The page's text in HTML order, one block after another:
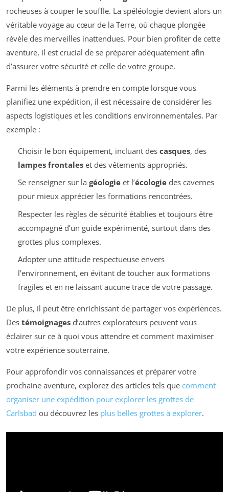
rocheuses à couper le souffle. La spéléologie devient alors un
véritable voyage au cœur de la Terre, où chaque plongée
révèle des merveilles inattendues. Pour bien profiter de cette
aventure, il est crucial de se préparer adéquatement afin
d’assurer votre sécurité et celle de votre groupe.
Parmi les éléments à prendre en compte lorsque vous
planifiez une expédition, il est nécessaire de considérer les
aspects logistiques et les conditions environnementales. Par
exemple :
Choisir le bon équipement, incluant des casques, des
lampes frontaleset des vêtements appropriés.
Se renseigner sur la géologieet l’écologiedes cavernes
pour mieux apprécier les formations rencontrées.
Respecter les règles de sécurité établies et toujours être
accompagné d’un guide expérimenté, surtout dans des
grottes plus complexes.
Adopter une attitude respectueuse envers
l’environnement, en évitant de toucher aux formations
fragiles et en ne laissant aucune trace de votre passage.
De plus, il peut être enrichissant de partager vos expériences.
Des témoignages d’autres explorateurs peuvent vous
éclairer sur ce à quoi vous attendre et comment maximiser
votre expérience souterraine.
Pour approfondir vos connaissances et préparer votre
prochaine aventure, explorez des articles tels que comment
organiser une expédition pour explorer les grottes de
Carlsbad ou découvrez les plus belles grottes à explorer.